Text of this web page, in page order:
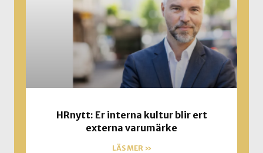
HRnytt: Er interna kultur blir ert
externa varumärke
LÄS MER »